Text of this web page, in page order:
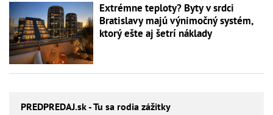
Extrémne teploty? Byty v srdci
Bratislavy majú výnimočný systém,
ktorý ešte aj šetrí náklady
PREDPREDAJ.sk - Tu sa rodia zážitky